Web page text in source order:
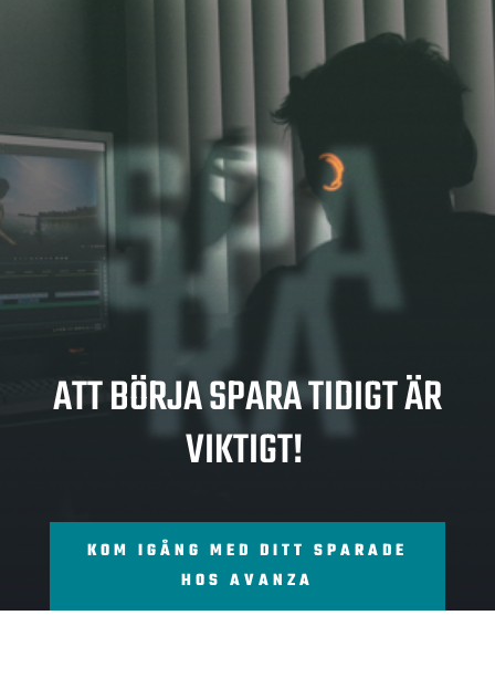
SPA
RA
ATT BÖRJA SPARA TIDIGT ÄR
VIKTIGT!
KOM IGÅNG MED DITT SPARADE
HOS AVANZA